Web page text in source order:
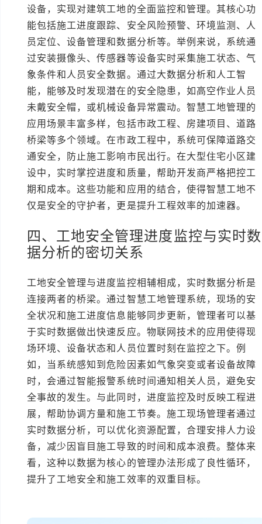
设备，实现对建筑工地的全面监控和管理。其核心功
能包括施工进度跟踪、安全风险预警、环境监测、人
员定位、设备管理和数据分析等。举例来说，系统通
过安装摄像头、传感器等设备实时采集施工状态、气
象条件和人员安全数据。通过大数据分析和人工智
能，能够及时发现潜在的安全隐患，如高空作业人员
未戴安全帽，或机械设备异常震动。智慧工地管理的
应用场景丰富多样，包括市政工程、房建项目、道路
桥梁等多个领域。在市政工程中，系统可保障道路交
通安全，防止施工影响市民出行。在大型住宅小区建
设中，实时掌控进度和质量，帮助开发商严格把控工
期和成本。这些功能和应用的结合，使得智慧工地不
仅是安全的守护者，更是提升工程效率的加速器。
四、工地安全管理进度监控与实时数
据分析的密切关系
工地安全管理与进度监控相辅相成，实时数据分析是
连接两者的桥梁。通过智慧工地管理系统，现场的安
全状况和施工进度信息能够同步更新，管理者可以基
于实时数据做出快速反应。物联网技术的应用使得现
场环境、设备状态和人员位置时刻在监控之下。例
如，当系统感知到危险因素如气象突变或者设备故障
时，会通过智能报警系统时间通知相关人员，避免安
全事故的发生。与此同时，进度监控及时反映工程进
展，帮助协调方量和施工节奏。施工现场管理者通过
实时数据分析，可以优化资源配置，合理安排人力设
备，减少因盲目施工导致的时间和成本浪费。整体来
看，这种以数据为核心的管理办法形成了良性循环，
提升了工地安全和施工效率的双重目标。